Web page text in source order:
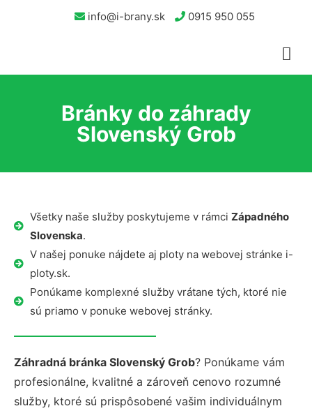
info@i-brany.sk 0915 950 055
Bránky do záhrady
Slovenský Grob
Všetky naše služby poskytujeme v rámci Západného
Slovenska.
V našej ponuke nájdete aj ploty na webovej stránke i-
ploty.sk.
Ponúkame komplexné služby vrátane tých, ktoré nie
sú priamo v ponuke webovej stránky.
Záhradná bránka Slovenský Grob? Ponúkame vám
profesionálne, kvalitné a zároveň cenovo rozumné
služby, ktoré sú prispôsobené vašim individuálnym